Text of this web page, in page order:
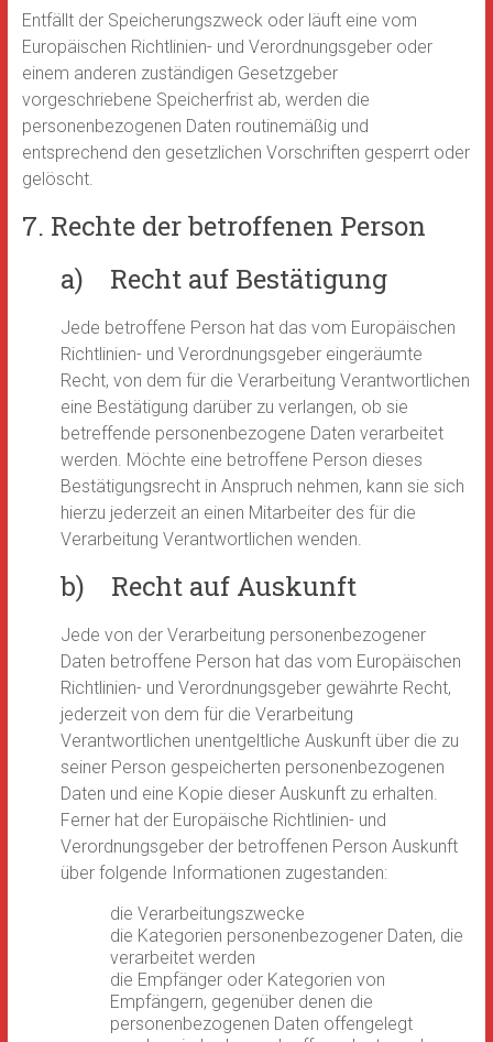
Entfällt der Speicherungszweck oder läuft eine vom
Europäischen Richtlinien- und Verordnungsgeber oder
einem anderen zuständigen Gesetzgeber
vorgeschriebene Speicherfrist ab, werden die
personenbezogenen Daten routinemäßig und
entsprechend den gesetzlichen Vorschriften gesperrt oder
gelöscht.
7. Rechte der betroffenen Person
a) Recht auf Bestätigung
Jede betroffene Person hat das vom Europäischen
Richtlinien- und Verordnungsgeber eingeräumte
Recht, von dem für die Verarbeitung Verantwortlichen
eine Bestätigung darüber zu verlangen, ob sie
betreffende personenbezogene Daten verarbeitet
werden. Möchte eine betroffene Person dieses
Bestätigungsrecht in Anspruch nehmen, kann sie sich
hierzu jederzeit an einen Mitarbeiter des für die
Verarbeitung Verantwortlichen wenden.
b) Recht auf Auskunft
Jede von der Verarbeitung personenbezogener
Daten betroffene Person hat das vom Europäischen
Richtlinien- und Verordnungsgeber gewährte Recht,
jederzeit von dem für die Verarbeitung
Verantwortlichen unentgeltliche Auskunft über die zu
seiner Person gespeicherten personenbezogenen
Daten und eine Kopie dieser Auskunft zu erhalten.
Ferner hat der Europäische Richtlinien- und
Verordnungsgeber der betroffenen Person Auskunft
über folgende Informationen zugestanden:
die Verarbeitungszwecke
die Kategorien personenbezogener Daten, die
verarbeitet werden
die Empfänger oder Kategorien von
Empfängern, gegenüber denen die
personenbezogenen Daten offengelegt